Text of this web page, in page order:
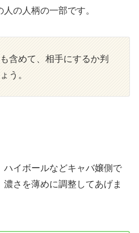
の人柄の一部です。
含めて、相手にするか判
う。
ハイボールなどキャバ嬢側で
さを薄めに調整してあげま